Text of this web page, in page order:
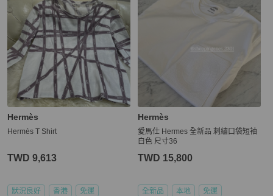
Hermès
Hermès T Shirt
TWD 9,613
狀況良好 香港 免運
Hermès
愛馬仕 Hermes 全新品 刺繡口袋短袖
白色 尺寸36
TWD 15,800
全新品 本地 免運